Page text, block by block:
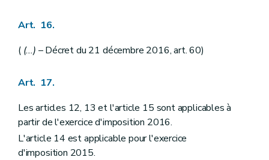
Art. 16.
( (...) – Décret du 21 décembre 2016, art. 60)
Art. 17.
Les articles 12, 13 et l'article 15 sont applicables à
partir de l'exercice d'imposition 2016.
L'article 14 est applicable pour l'exercice
d'imposition 2015.